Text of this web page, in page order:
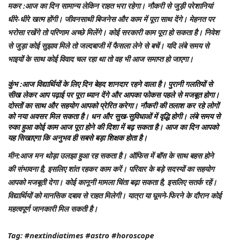
मकर:आज का दिन सामान्य लेकिन राहत भरा रहेगा। नौकरी से जुड़ी परेशानियां
धीरे-धीरे खत्म होंगी। जीवनसाथी बिजनेस और काम में पूरा साथ देंगे। मेहनत पर
भरोसा रखेंगे तो परिणाम अच्छे मिलेंगे। कोई सरकारी काम पूरा हो सकता है। निवेश
से जुड़ा कोई सुझाव मिले तो जल्दबाजी में फैसला लेने से बचें। यदि लंबे समय से
भाइयों के साथ कोई विवाद चल रहा था तो वह भी आज समाप्त हो जाएगा।
कुंभ:आज विद्यार्थियों के लिए दिन बेहद शानदार रहने वाला है। पुरानी गलतियों से
सीख लेकर आप पढ़ाई पर पूरा ध्यान देंगे और आपका फोकस पहले से मजबूत होगा।
दोस्तों का साथ और सहयोग आपको प्रेरित करेगा। नौकरी की तलाश कर रहे लोगों
को नया अवसर मिल सकता है। धन और सुख-सुविधाओं में वृद्धि होगी। लंबे समय से
रुका हुआ कोई काम आज पूरा होने की दिशा में बढ़ सकता है। आज का दिन आपको
यह सिखाएगा कि अनुभव ही सबसे बड़ा शिक्षक होता है।
मीन:आज मन थोड़ा उलझा हुआ रह सकता है। ऑफिस में बॉस के साथ बहस होने
की संभावना है, इसलिए शांत रहकर काम करें। परिवार के बड़े सदस्यों का सहयोग
आपको मजबूती देगा। कोई कानूनी मामला चिंता बढ़ा सकता है, इसलिए सतर्क रहें।
विद्यार्थियों को मानसिक दबाव से राहत मिलेगी। यात्रा या घूमने-फिरने के दौरान कोई
महत्वपूर्ण जानकारी मिल सकती है।
Tag: #nextindiatimes #astro #horoscope